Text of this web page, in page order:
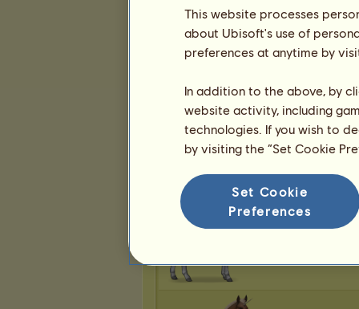
Psycho
This website processes
about Ubisoft's use of
preferences at anytime by
In addition to the above, by
website activity, including
technologies. If you wish to
by visiting the “Set Cookie
Set Cookie
Preferences